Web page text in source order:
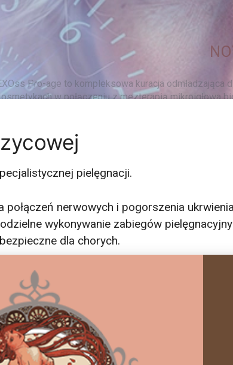
Pro-age to kompleksowa kuracja odmładzająca
w połączeniu z mezterapią mikroigłowa
pielęgnacji.
nerwowych i pogorszenia
wykonywanie zabiegów
dla chorych.
pełnego pedicure wykonywanego
są szczegółowym badaniom
sprawdź cenę zabiegów